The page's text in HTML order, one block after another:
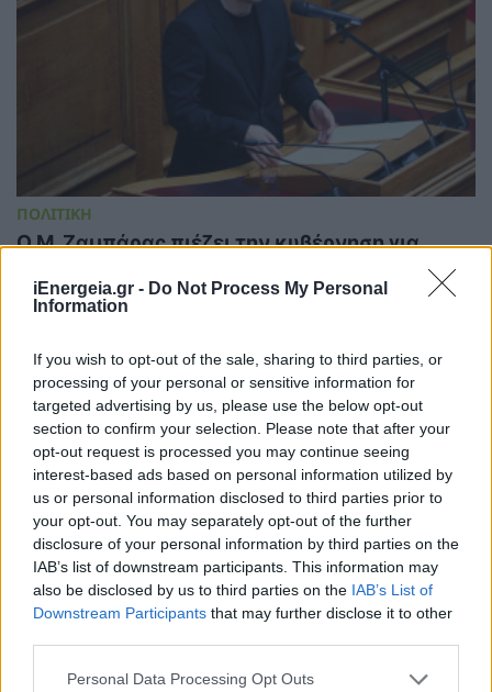
iEnergeia.gr - Do Not Process My Personal
Information
If you wish to opt-out of the sale, sharing to third parties, or
processing of your personal or sensitive information for
targeted advertising by us, please use the below opt-out
section to confirm your selection. Please note that after your
opt-out request is processed you may continue seeing
interest-based ads based on personal information utilized by
us or personal information disclosed to third parties prior to
your opt-out. You may separately opt-out of the further
disclosure of your personal information by third parties on the
IAB’s list of downstream participants. This information may
also be disclosed by us to third parties on the IAB’s List of
Downstream Participants that may further disclose it to other
Personal Data Processing Opt Outs
ΠΟΛΙΤΙΚΗ
Ο Μ. Ζαμπάρας πιέζει την κυβέρνηση για
παράταση στο ΕΞΟΙΚΟΝΟΜΩ πριν απενταχθεί
24/06/2026 - 11:07